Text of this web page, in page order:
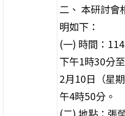
二、 本研討會
明如下：
(一) 時間：
下午1時30分
2月10日（星
午4時50分。